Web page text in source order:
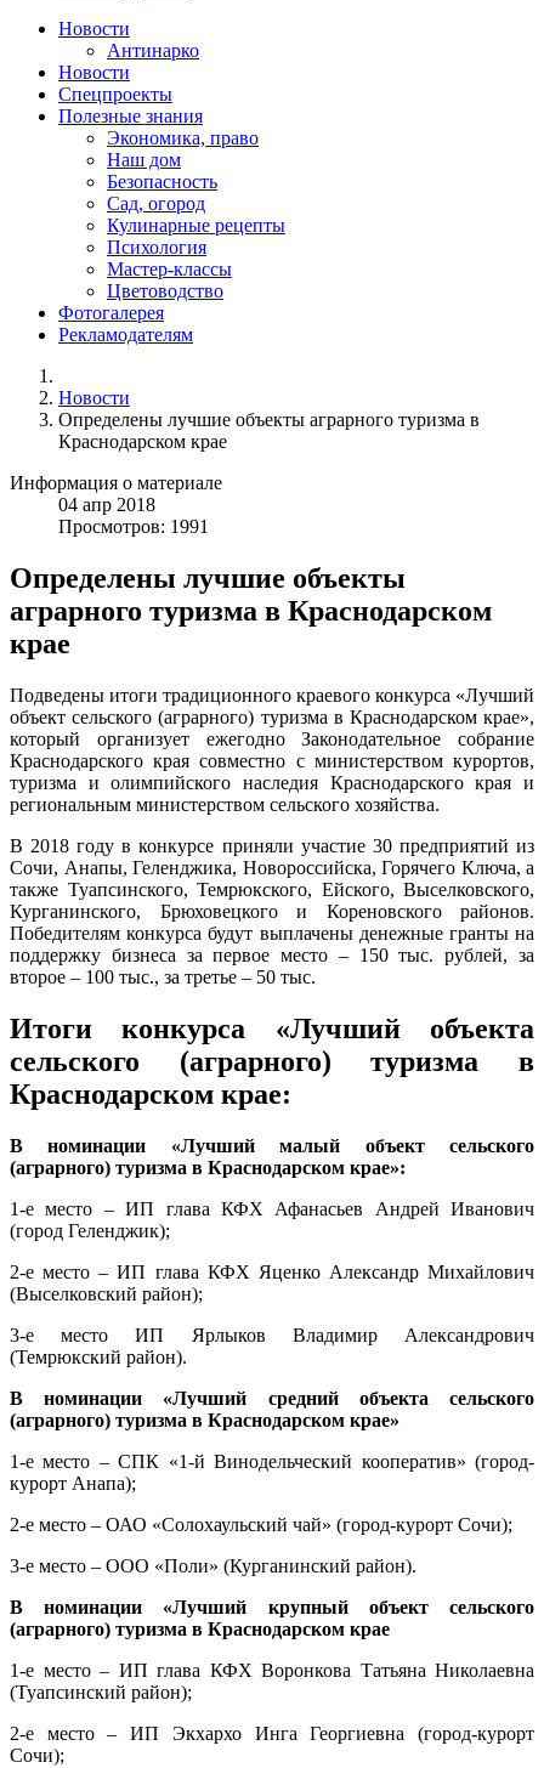
Новости
Антинарко
Новости
Спецпроекты
Полезные знания
Экономика, право
Наш дом
Безопасность
Сад, огород
Кулинарные рецепты
Психология
Мастер-классы
Цветоводство
Фотогалерея
Рекламодателям
Новости
Определены лучшие объекты аграрного туризма в
Краснодарском крае
Информация о материале
04 апр 2018
Просмотров: 1991
Определены лучшие объекты
аграрного туризма в Краснодарском
крае
Подведены итоги традиционного краевого конкурса «Лучший
объект сельского (аграрного) туризма в Краснодарском крае»,
который организует ежегодно Законодательное собрание
Краснодарского края совместно с министерством курортов,
туризма и олимпийского наследия Краснодарского края и
региональным министерством сельского хозяйства.
В 2018 году в конкурсе приняли участие 30 предприятий из
Сочи, Анапы, Геленджика, Новороссийска, Горячего Ключа, а
также Туапсинского, Темрюкского, Ейского, Выселковского,
Курганинского, Брюховецкого и Кореновского районов.
Победителям конкурса будут выплачены денежные гранты на
поддержку бизнеса за первое место – 150 тыс. рублей, за
второе – 100 тыс., за третье – 50 тыс.
Итоги конкурса «Лучший объекта
сельского (аграрного) туризма в
Краснодарском крае:
В номинации «Лучший малый объект сельского
(аграрного) туризма в Краснодарском крае»:
1-е место – ИП глава КФХ Афанасьев Андрей Иванович
(город Геленджик);
2-е место – ИП глава КФХ Яценко Александр Михайлович
(Выселковский район);
3-е место ИП Ярлыков Владимир Александрович
(Темрюкский район).
В номинации «Лучший средний объекта сельского
(аграрного) туризма в Краснодарском крае»
1-е место – СПК «1-й Винодельческий кооператив» (город-
курорт Анапа);
2-е место – ОАО «Солохаульский чай» (город-курорт Сочи);
3-е место – ООО «Поли» (Курганинский район).
В номинации «Лучший крупный объект сельского
(аграрного) туризма в Краснодарском крае
1-е место – ИП глава КФХ Воронкова Татьяна Николаевна
(Туапсинский район);
2-е место – ИП Экхархо Инга Георгиевна (город-курорт
Сочи);